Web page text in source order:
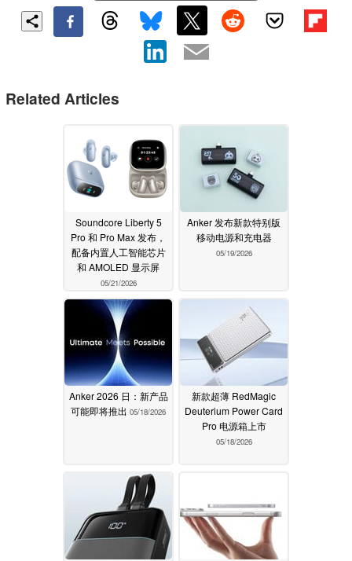
Related Articles
Soundcore Liberty 5
Pro 和 Pro Max 发布，
配备内置人工智能芯片
和 AMOLED 显示屏
05/21/2026
Anker 发布新款特别版
移动电源和充电器
05/19/2026
Anker 2026 日：新产品
可能即将推出 05/18/2026
新款超薄 RedMagic
Deuterium Power Card
Pro 电源箱上市
05/18/2026